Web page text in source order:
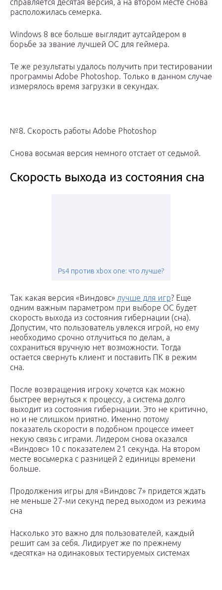
справляется десятая версия, а на втором месте снова
расположилась семерка.
Windows 8 все больше выглядит аутсайдером в
борьбе за звание лучшей ОС для геймера.
Те же результаты удалось получить при тестировании
программы Adobe Photoshop. Только в данном случае
измерялось время загрузки в секундах.
№8. Скорость работы Adobe Photoshop
Снова восьмая версия немного отстает от седьмой.
Скорость выхода из состояния сна
Ps4 против xbox one: что лучше?
Так какая версия «Виндовс» лучше для игр? Еще
одним важным параметром при выборе ОС будет
скорость выхода из состояния гибернации (сна).
Допустим, что пользователь увлекся игрой, но ему
необходимо срочно отлучиться по делам, а
сохраниться вручную нет возможности. Тогда
остается свернуть клиент и поставить ПК в режим
сна.
После возвращения игроку хочется как можно
быстрее вернуться к процессу, а система долго
выходит из состояния гибернации. Это не критично,
но и не слишком приятно. Именно потому
показатель скорости в подобном процессе имеет
некую связь с играми. Лидером снова оказался
«Виндовс» 10 с показателем 21 секунда. На втором
месте восьмерка с разницей 2 единицы времени
больше.
Продолжения игры для «Виндовс 7» придется ждать
не меньше 27-ми секунд перед выходом из режима
сна
Насколько это важно для пользователей, каждый
решит сам за себя. Лидирует же по прежнему
«десятка» на одинаковых тестируемых системах